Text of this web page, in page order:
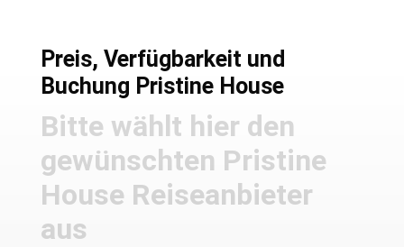
Preis, Verfügbarkeit und
Buchung Pristine House
Bitte wählt hier den
gewünschten Pristine
House Reiseanbieter
aus